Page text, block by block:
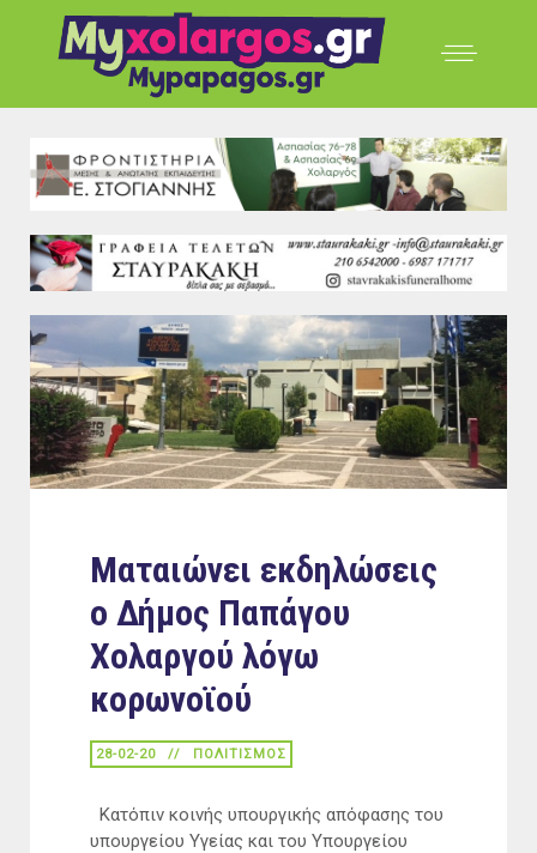
Ματαιώνει εκδηλώσεις
ο Δήμος Παπάγου
Χολαργού λόγω
κορωνοϊού
28-02-20 ΠΟΛΙΤΙΣΜΟΣ
Κατόπιν κοινής υπουργικής απόφασης του
υπουργείου Υγείας και του Υπουργείου